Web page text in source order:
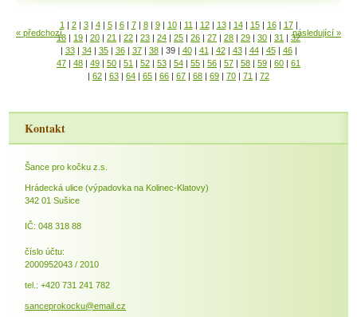
« předchozí
1 | 2 | 3 | 4 | 5 | 6 | 7 | 8 | 9 | 10 | 11 | 12 | 13 | 14 | 15 | 16 | 17 |
18 | 19 | 20 | 21 | 22 | 23 | 24 | 25 | 26 | 27 | 28 | 29 | 30 | 31 | 32
| 33 | 34 | 35 | 36 | 37 | 38 | 39 | 40 | 41 | 42 | 43 | 44 | 45 | 46 |
47 | 48 | 49 | 50 | 51 | 52 | 53 | 54 | 55 | 56 | 57 | 58 | 59 | 60 | 61
| 62 | 63 | 64 | 65 | 66 | 67 | 68 | 69 | 70 | 71 | 72
následující »
Kontakt
Šance pro kočku z.s.
Hrádecká ulice (výpadovka na Kolinec-Klatovy)
342 01 Sušice
IČ: 048 318 88
číslo účtu:
2000952043 / 2010
tel.: +420 731 241 782
sanceprokocku@email.cz